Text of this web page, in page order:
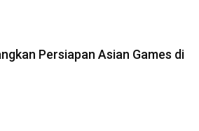
Persiapan Asian Games di